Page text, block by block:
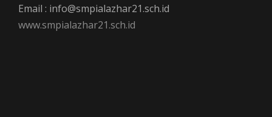
Email : info@smpialazhar21.sch.id
www.smpialazhar21.sch.id